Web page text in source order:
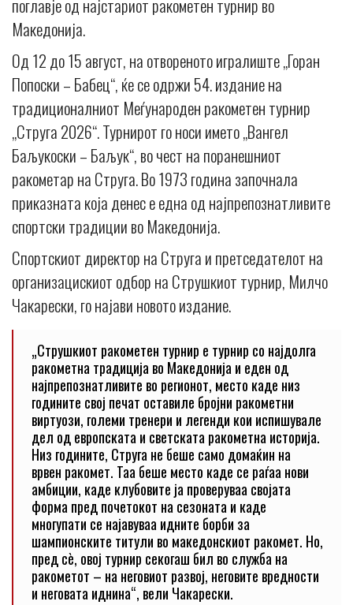
поглавје од најстариот ракометен турнир во
Македонија.
Од 12 до 15 август, на отвореното игралиште „Горан
Попоски – Бабец“, ќе се одржи 54. издание на
традиционалниот Меѓународен ракометен турнир
„Струга 2026“. Турнирот го носи името „Вангел
Баљукоски – Баљук“, во чест на поранешниот
ракометар на Струга. Во 1973 година започнала
приказната која денес е една од најпрепознатливите
спортски традиции во Македонија.
Спортскиот директор на Струга и претседателот на
организацискиот одбор на Струшкиот турнир, Милчо
Чакарески, го најави новото издание.
„Струшкиот ракометен турнир е турнир со најдолга
ракометна традиција во Македонија и еден од
најпрепознатливите во регионот, место каде низ
годините свој печат оставиле бројни ракометни
виртуози, големи тренери и легенди кои испишувале
дел од европската и светската ракометна историја.
Низ годините, Струга не беше само домаќин на
врвен ракомет. Таа беше место каде се раѓаа нови
амбиции, каде клубовите ја проверуваа својата
форма пред почетокот на сезоната и каде
многупати се најавуваа идните борби за
шампионските титули во македонскиот ракомет. Но,
пред сè, овој турнир секогаш бил во служба на
ракометот – на неговиот развој, неговите вредности
и неговата иднина“, вели Чакарески.